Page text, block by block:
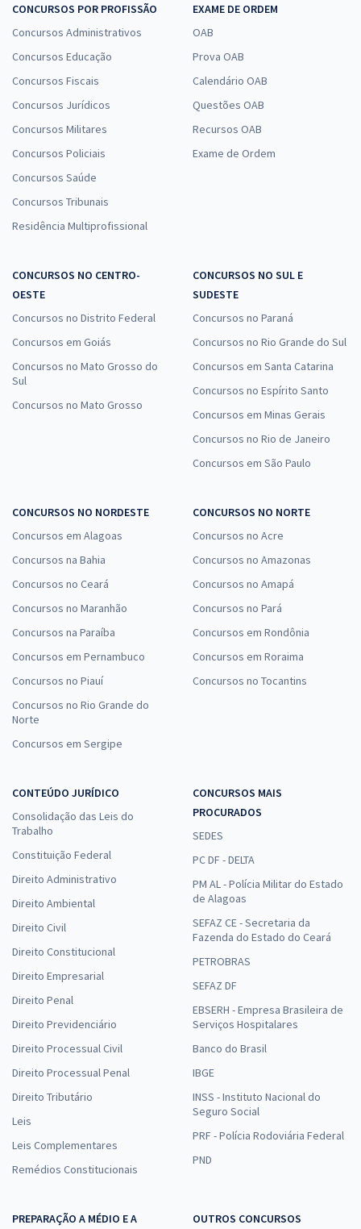
CONCURSOS POR PROFISSÃO
Concursos Administrativos
Concursos Educação
Concursos Fiscais
Concursos Jurídicos
Concursos Militares
Concursos Policiais
Concursos Saúde
Concursos Tribunais
Residência Multiprofissional
EXAME DE ORDEM
OAB
Prova OAB
Calendário OAB
Questões OAB
Recursos OAB
Exame de Ordem
CONCURSOS NO CENTRO-
OESTE
Concursos no Distrito Federal
Concursos em Goiás
Concursos no Mato Grosso do
Sul
Concursos no Mato Grosso
CONCURSOS NO SUL E
SUDESTE
Concursos no Paraná
Concursos no Rio Grande do Sul
Concursos em Santa Catarina
Concursos no Espírito Santo
Concursos em Minas Gerais
Concursos no Rio de Janeiro
Concursos em São Paulo
CONCURSOS NO NORDESTE
Concursos em Alagoas
Concursos na Bahia
Concursos no Ceará
Concursos no Maranhão
Concursos na Paraíba
Concursos em Pernambuco
Concursos no Piauí
Concursos no Rio Grande do
Norte
Concursos em Sergipe
CONCURSOS NO NORTE
Concursos no Acre
Concursos no Amazonas
Concursos no Amapá
Concursos no Pará
Concursos em Rondônia
Concursos em Roraima
Concursos no Tocantins
CONTEÚDO JURÍDICO
Consolidação das Leis do
Trabalho
Constituição Federal
Direito Administrativo
Direito Ambiental
Direito Civil
Direito Constitucional
Direito Empresarial
Direito Penal
Direito Previdenciário
Direito Processual Civil
Direito Processual Penal
Direito Tributário
Leis
Leis Complementares
Remédios Constitucionais
CONCURSOS MAIS
PROCURADOS
SEDES
PC DF - DELTA
PM AL - Polícia Militar do Estado
de Alagoas
SEFAZ CE - Secretaria da
Fazenda do Estado do Ceará
PETROBRAS
SEFAZ DF
EBSERH - Empresa Brasileira de
Serviços Hospitalares
Banco do Brasil
IBGE
INSS - Instituto Nacional do
Seguro Social
PRF - Polícia Rodoviária Federal
PND
PREPARAÇÃO A MÉDIO E A
OUTROS CONCURSOS